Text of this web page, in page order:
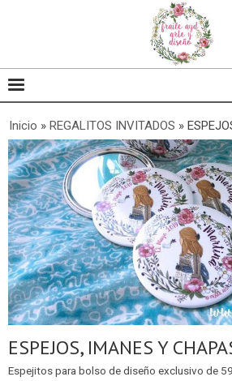
Inicio » REGALITOS INVITADOS »
ESPEJOS, IMANES Y
Espejitos para bolso de diseño exclusivo de